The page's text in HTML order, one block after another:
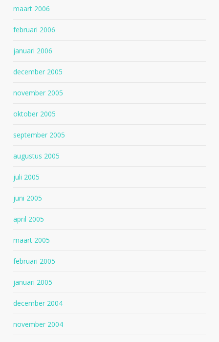
maart 2006
februari 2006
januari 2006
december 2005
november 2005
oktober 2005
september 2005
augustus 2005
juli 2005
juni 2005
april 2005
maart 2005
februari 2005
januari 2005
december 2004
november 2004